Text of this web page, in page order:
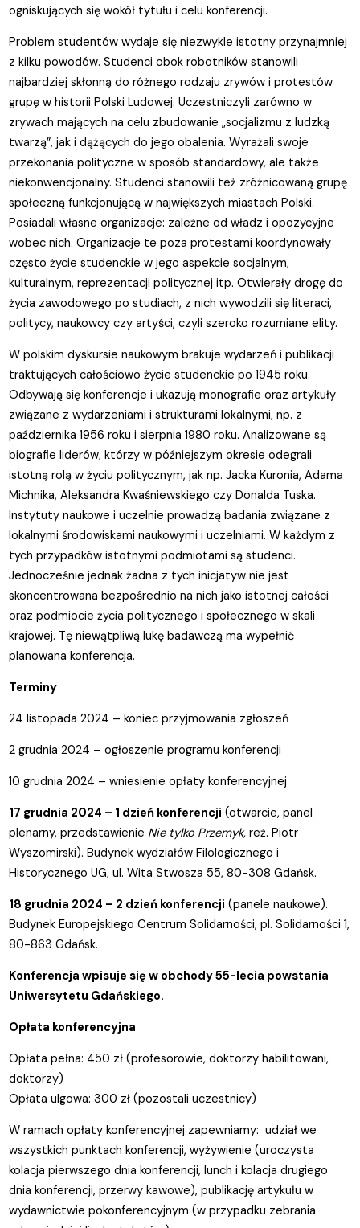
ogniskujących się wokół tytułu i celu konferencji.
Problem studentów wydaje się niezwykle istotny przynajmniej
z kilku powodów. Studenci obok robotników stanowili
najbardziej skłonną do różnego rodzaju zrywów i protestów
grupę w historii Polski Ludowej. Uczestniczyli zarówno w
zrywach mających na celu zbudowanie „socjalizmu z ludzką
twarzą”, jak i dążących do jego obalenia. Wyrażali swoje
przekonania polityczne w sposób standardowy, ale także
niekonwencjonalny. Studenci stanowili też zróżnicowaną grupę
społeczną funkcjonującą w największych miastach Polski.
Posiadali własne organizacje: zależne od władz i opozycyjne
wobec nich. Organizacje te poza protestami koordynowały
często życie studenckie w jego aspekcie socjalnym,
kulturalnym, reprezentacji politycznej itp. Otwierały drogę do
życia zawodowego po studiach, z nich wywodzili się literaci,
politycy, naukowcy czy artyści, czyli szeroko rozumiane elity.
W polskim dyskursie naukowym brakuje wydarzeń i publikacji
traktujących całościowo życie studenckie po 1945 roku.
Odbywają się konferencje i ukazują monografie oraz artykuły
związane z wydarzeniami i strukturami lokalnymi, np. z
października 1956 roku i sierpnia 1980 roku. Analizowane są
biografie liderów, którzy w późniejszym okresie odegrali
istotną rolą w życiu politycznym, jak np. Jacka Kuronia, Adama
Michnika, Aleksandra Kwaśniewskiego czy Donalda Tuska.
Instytuty naukowe i uczelnie prowadzą badania związane z
lokalnymi środowiskami naukowymi i uczelniami. W każdym z
tych przypadków istotnymi podmiotami są studenci.
Jednocześnie jednak żadna z tych inicjatyw nie jest
skoncentrowana bezpośrednio na nich jako istotnej całości
oraz podmiocie życia politycznego i społecznego w skali
krajowej. Tę niewątpliwą lukę badawczą ma wypełnić
planowana konferencja.
Terminy
24 listopada 2024 – koniec przyjmowania zgłoszeń
2 grudnia 2024 – ogłoszenie programu konferencji
10 grudnia 2024 – wniesienie opłaty konferencyjnej
17 grudnia 2024 – 1 dzień konferencji (otwarcie, panel
plenarny, przedstawienie Nie tylko Przemyk, reż. Piotr
Wyszomirski). Budynek wydziałów Filologicznego i
Historycznego UG, ul. Wita Stwosza 55, 80-308 Gdańsk.
18 grudnia 2024 – 2 dzień konferencji (panele naukowe).
Budynek Europejskiego Centrum Solidarności, pl. Solidarności 1,
80-863 Gdańsk.
Konferencja wpisuje się w obchody 55-lecia powstania
Uniwersytetu Gdańskiego.
Opłata konferencyjna
Opłata pełna: 450 zł (profesorowie, doktorzy habilitowani,
doktorzy)
Opłata ulgowa: 300 zł (pozostali uczestnicy)
W ramach opłaty konferencyjnej zapewniamy: udział we
wszystkich punktach konferencji, wyżywienie (uroczysta
kolacja pierwszego dnia konferencji, lunch i kolacja drugiego
dnia konferencji, przerwy kawowe), publikację artykułu w
wydawnictwie pokonferencyjnym (w przypadku zebrania